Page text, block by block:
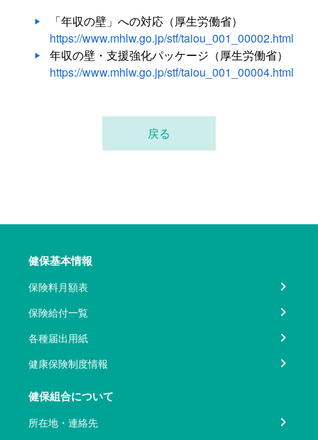
「年収の壁」への対応（厚生労働省）
https://www.mhlw.go.jp/stf/taiou_001_00002.html
年収の壁・支援強化パッケージ（厚生労働省）
https://www.mhlw.go.jp/stf/taiou_001_00004.html
戻る
健保基本情報
保険料月額表
保険給付一覧
各種届出用紙
健康保険制度情報
健保組合について
所在地・連絡先